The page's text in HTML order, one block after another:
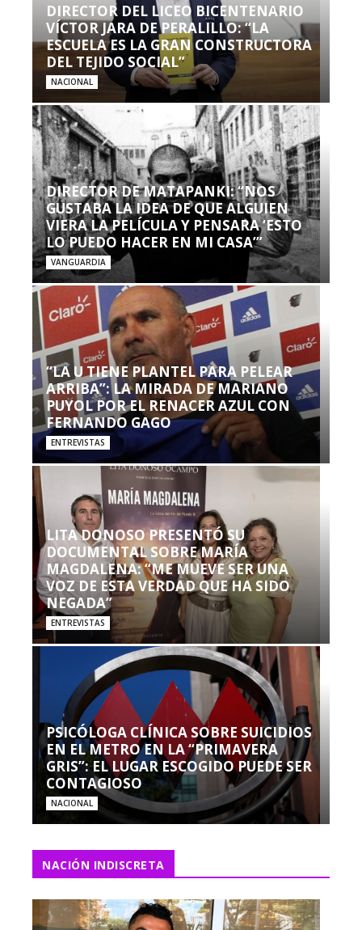
DIRECTOR DEL LICEO BICENTENARIO
VÍCTOR JARA DE PERALILLO: “LA
ESCUELA ES LA GRAN CONSTRUCTORA
DEL TEJIDO SOCIAL”
NACIONAL
DIRECTOR DE MATAPANKI: “NOS
GUSTABA LA IDEA DE QUE ALGUIEN
VIERA LA PELÍCULA Y PENSARA ‘ESTO
LO PUEDO HACER EN MI CASA’”
VANGUARDIA
“LA U TIENE PLANTEL PARA PELEAR
ARRIBA”: LA MIRADA DE MARIANO
PUYOL POR EL RENACER AZUL CON
FERNANDO GAGO
ENTREVISTAS
LITA DONOSO PRESENTÓ SU
DOCUMENTAL SOBRE MARÍA
MAGDALENA: “ME MUEVE SER UNA
VOZ DE ESTA VERDAD QUE HA SIDO
NEGADA”
ENTREVISTAS
PSICÓLOGA CLÍNICA SOBRE SUICIDIOS
EN EL METRO EN LA “PRIMAVERA
GRIS”: EL LUGAR ESCOGIDO PUEDE SER
CONTAGIOSO
NACIONAL
NACIÓN INDISCRETA